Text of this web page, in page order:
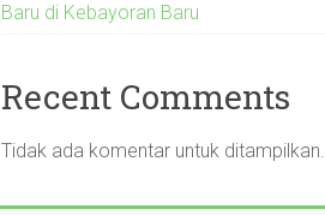
Baru di Kebayoran Baru
Recent Comments
Tidak ada komentar untuk ditampilkan.